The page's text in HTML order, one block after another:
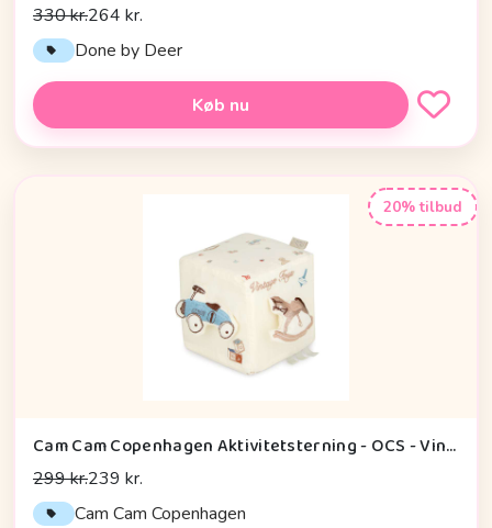
330 kr.264 kr.
Done by Deer
Køb nu
20% tilbud
Cam Cam Copenhagen Aktivitetsterning - OCS - Vintage Toys
299 kr.239 kr.
Cam Cam Copenhagen